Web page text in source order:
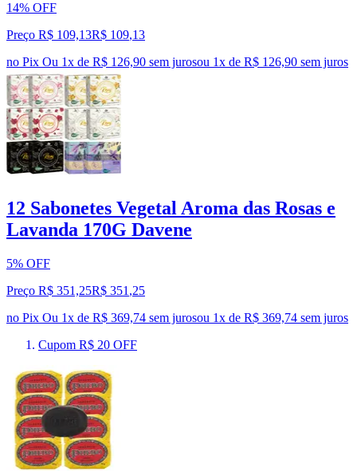
14% OFF
Preço R$ 109,13R$ 109,13
no Pix Ou 1x de R$ 126,90 sem jurosou 1x de R$ 126,90 sem juros
12 Sabonetes Vegetal Aroma das Rosas e
Lavanda 170G Davene
5% OFF
Preço R$ 351,25R$ 351 ,25
no Pix Ou 1x de R$ 369,74 sem jurosou 1x de R$ 369,74 sem juros
Cupom R$ 20 OFF